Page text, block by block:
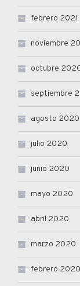
febrero 2021
noviembre
octubre
septiembre
agosto 2020
julio 2020
junio 2020
mayo 2020
abril 2020
marzo 2020
febrero 2020